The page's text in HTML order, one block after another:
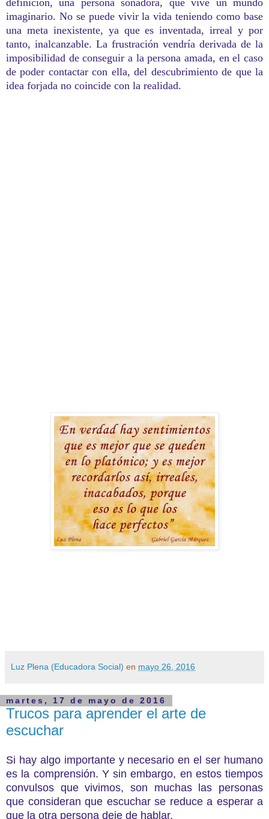
definición, una persona soñadora, que vive un mundo
imaginario. No se puede vivir la vida teniendo como base
una meta inexistente, ya que es inventada, irreal y por
tanto, inalcanzable. La frustración vendría derivada de la
imposibilidad de conseguir a la persona amada, en el caso
de poder contactar con ella, del descubrimiento de que la
idea forjada no coincide con la realidad.
Luz Plena (Educadora Social) en mayo 26, 2016
martes, 17 de mayo de 2016
Trucos para aprender el arte de
escuchar
Si hay algo importante y necesario en el ser humano
es la comprensión. Y sin embargo, en estos tiempos
convulsos que vivimos, son muchas las personas
que consideran que escuchar se reduce a esperar a
que la otra persona deje de hablar.